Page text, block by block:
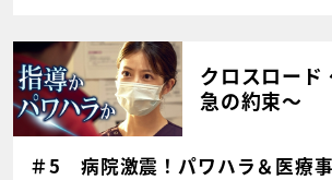
クロスロード
急の約束～
＃5 病院激震！パワハラ＆医療